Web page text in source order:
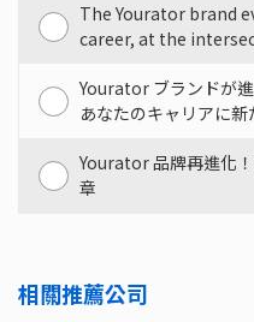
The Yourator brand
career, at the
Yourator ブランドが
あなたのキャリアに新
Yourator 品牌再進化
章
相關推薦公司